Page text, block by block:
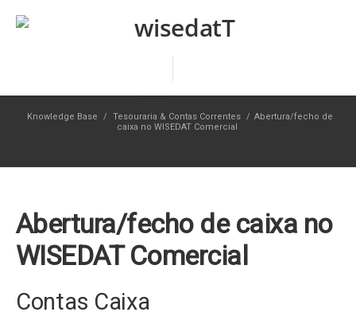
Knowledge Base / Tesouraria & Contas Correntes / Abertura/fecho de
caixa no WISEDAT Comercial
Abertura/fecho de caixa no
WISEDAT Comercial
Contas Caixa